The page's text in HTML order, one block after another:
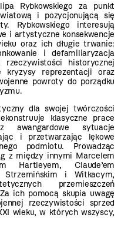
Rybkowskiego za punkt
i pozycjonującą się
Rybkowskiego interesują
i artystyczne konsekwencje
oraz ich długie trwanie:
i defamiliaryzacja
rzeczywistości historycznej
kryzysy reprezentacji oraz
powroty do porządku
dla swojej twórczości
klasyczne prace
awangardowe sytuacje
i przetwarzając lękowe
podmiotu. Prowadząc
z między innymi Marcelem
Hartleyem, Claude’em
Strzemińskim i Witkacym,
przemieszczeń
ich pomocą skupia uwagę
rzeczywistości sprzed
wieku, w których wszyscy,